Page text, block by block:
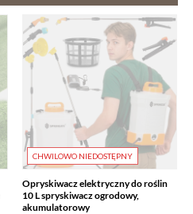
CHWILOWO NIEDOSTĘPNY
Opryskiwacz elektryczny do roślin
10 L spryskiwacz ogrodowy,
akumulatorowy